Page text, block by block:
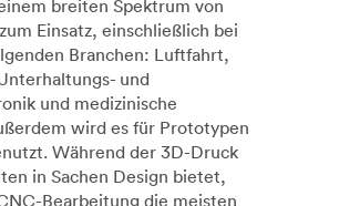
breiten Spektrum von
Einsatz, einschließlich bei
Branchen: Luftfahrt,
und
und medizinische
wird es für Prototypen
Während der 3D-Druck
in Sachen Design bietet,
Bearbeitung die meisten